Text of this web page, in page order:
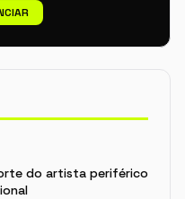
do artista periférico